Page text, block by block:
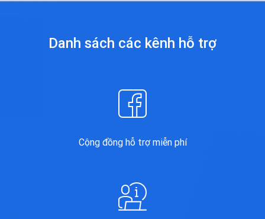
Danh sách các kênh hỗ trợ
Cộng đồng hỗ trợ miễn phí